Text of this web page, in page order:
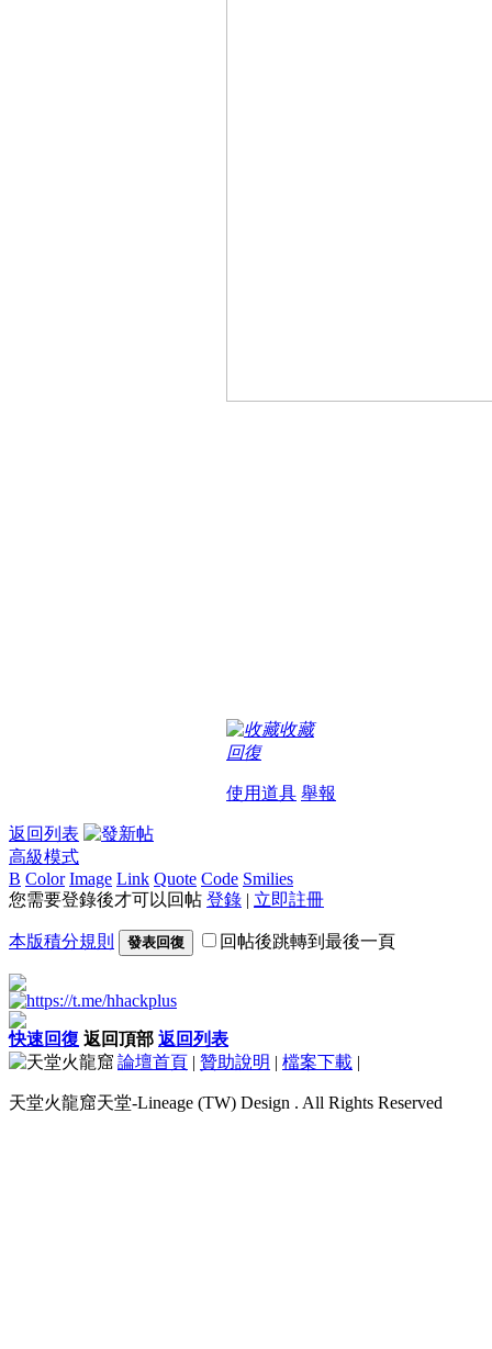
收藏
回復
使用道具 舉報
返回列表
高級模式
B Color Image Link Quote Code Smilies
您需要登錄後才可以回帖 登錄 | 立即註冊
本版積分規則 發表回復 回帖後跳轉到最後一頁
快速回復 返回頂部 返回列表
論壇首頁 | 贊助說明 | 檔案下載 |
天堂火龍窟天堂-Lineage (TW) Design . All Rights Reserved